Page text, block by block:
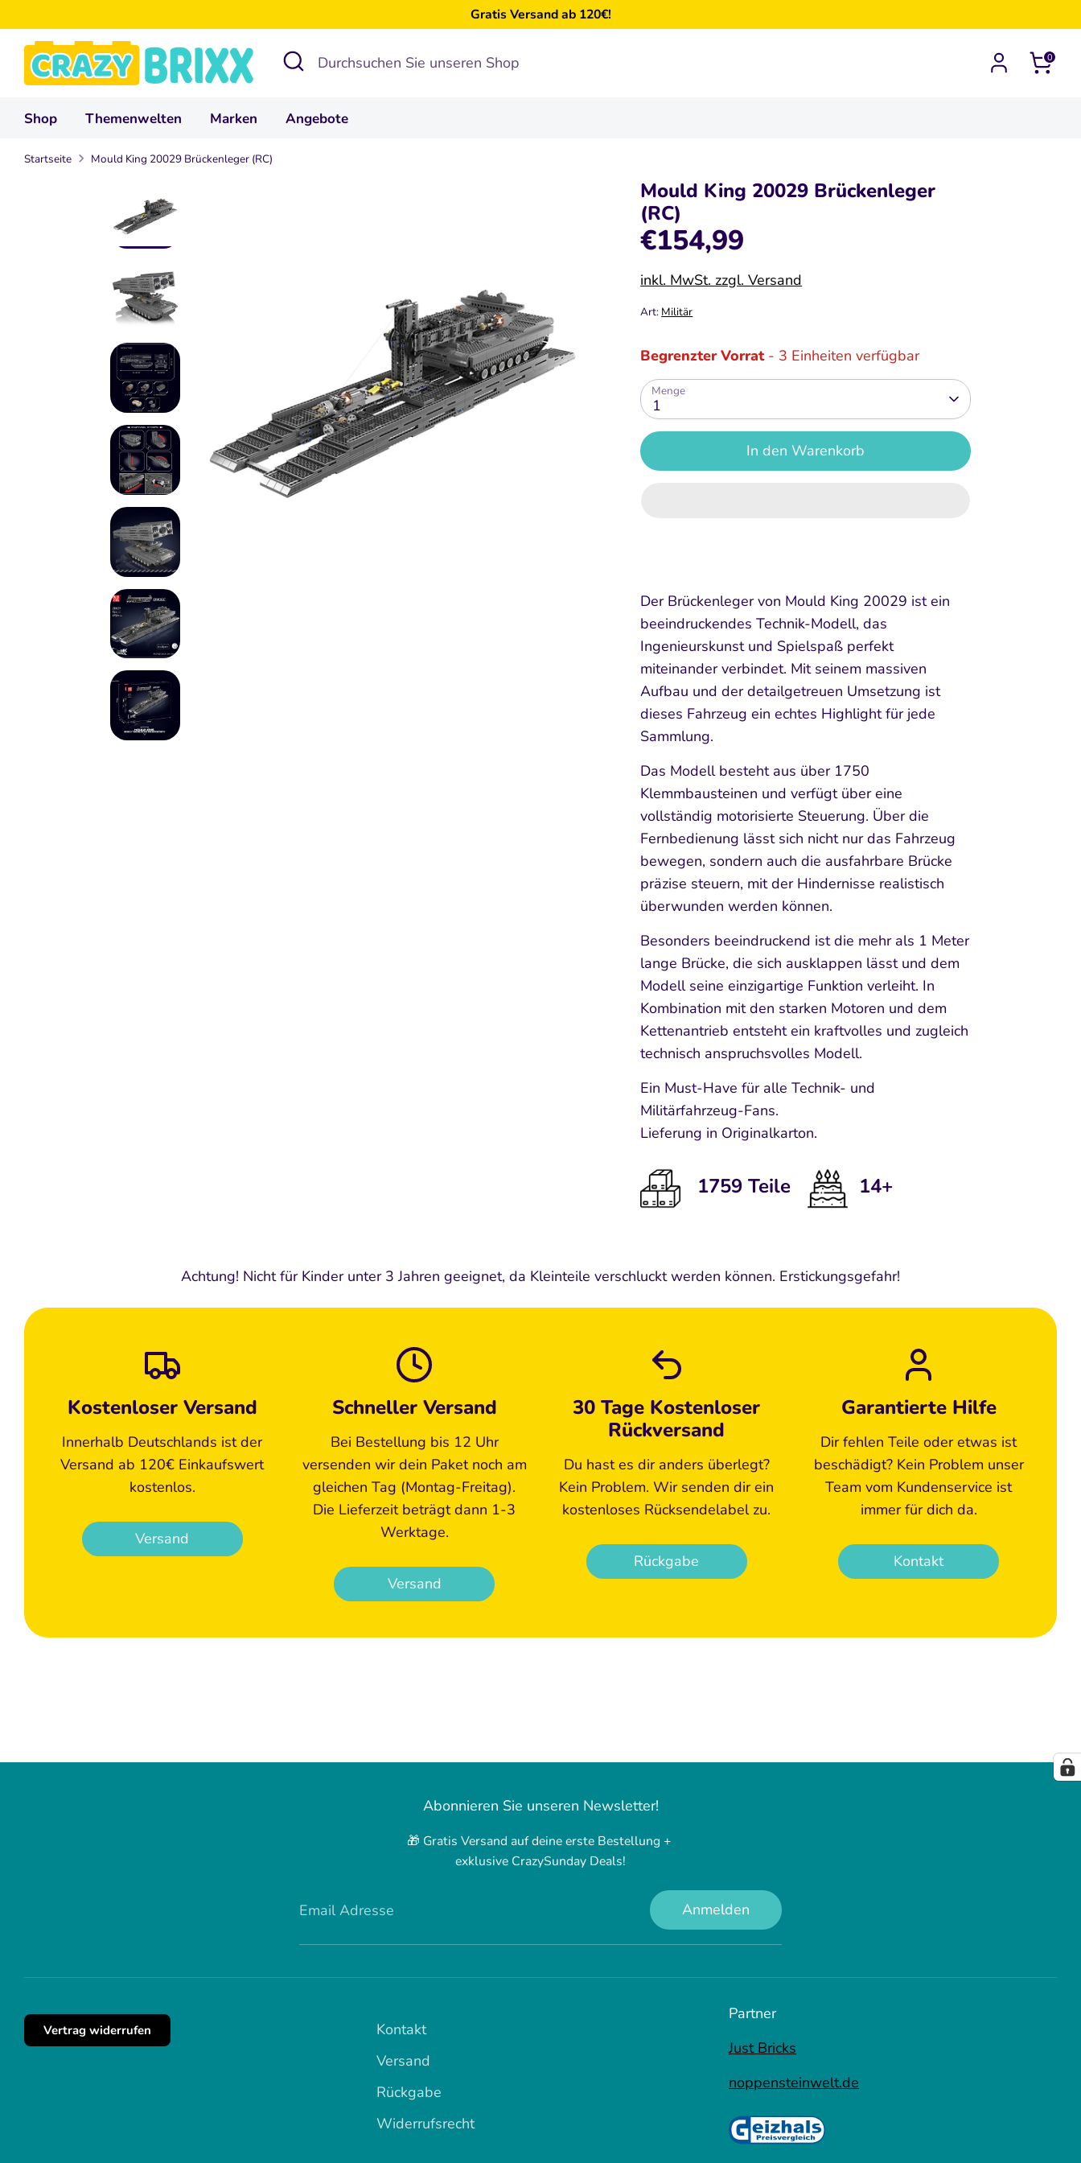
zum
Inhalt
Gratis Versand ab 120€!
Suchen
Durchsuchen
Shop
0
Shop Themenwelten Marken Angebote
Startseite Mould King 20029 Brückenleger (RC)
Mould King 20029 Brückenleger
(RC)
€154,99
inkl. MwSt. zzgl. Versand
Art: Militär
Begrenzter Vorrat- 3 Einheiten verfügbar
Menge
1
In den Warenkorb
Der Brückenleger von Mould King 20029 ist ein
beeindruckendes Technik-Modell, das
Ingenieurskunst und Spielspaß perfekt
miteinander verbindet. Mit seinem massiven
Aufbau und der detailgetreuen Umsetzung ist
dieses Fahrzeug ein echtes Highlight für jede
Sammlung.
Das Modell besteht aus über 1750
Klemmbausteinen und verfügt über eine
vollständig motorisierte Steuerung. Über die
Fernbedienung lässt sich nicht nur das Fahrzeug
bewegen, sondern auch die ausfahrbare Brücke
präzise steuern, mit der Hindernisse realistisch
überwunden werden können.
Besonders beeindruckend ist die mehr als 1 Meter
lange Brücke, die sich ausklappen lässt und dem
Modell seine einzigartige Funktion verleiht. In
Kombination mit den starken Motoren und dem
Kettenantrieb entsteht ein kraftvolles und zugleich
technisch anspruchsvolles Modell.
Ein Must-Have für alle Technik- und
Militärfahrzeug-Fans.
Lieferung in Originalkarton.
1759 Teile 14+
Achtung! Nicht für Kinder unter 3 Jahren geeignet, da Kleinteile verschluckt werden können. Erstickungsgefahr!
Kostenloser Versand
Innerhalb Deutschlands ist der
Versand ab 120€ Einkaufswert
kostenlos.
Versand
Schneller Versand
Bei Bestellung bis 12 Uhr
versenden wir dein Paket noch am
gleichen Tag (Montag-Freitag).
Die Lieferzeit beträgt dann 1-3
Werktage.
Versand
30 Tage Kostenloser
Rückversand
Du hast es dir anders überlegt?
Kein Problem. Wir senden dir ein
kostenloses Rücksendelabel zu.
Rückgabe
Garantierte Hilfe
Dir fehlen Teile oder etwas ist
beschädigt? Kein Problem unser
Team vom Kundenservice ist
immer für dich da.
Kontakt
Abonnieren Sie unseren Newsletter!
🎁 Gratis Versand auf deine erste Bestellung +
exklusive CrazySunday Deals!
Email Adresse Anmelden
Vertrag widerrufen
Kontakt
Versand
Rückgabe
Widerrufsrecht
Partner
Just Bricks
noppensteinwelt.de